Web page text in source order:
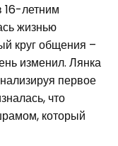
16-летним
жизнью
круг общения –
изменил. Лянка
первое
что
который